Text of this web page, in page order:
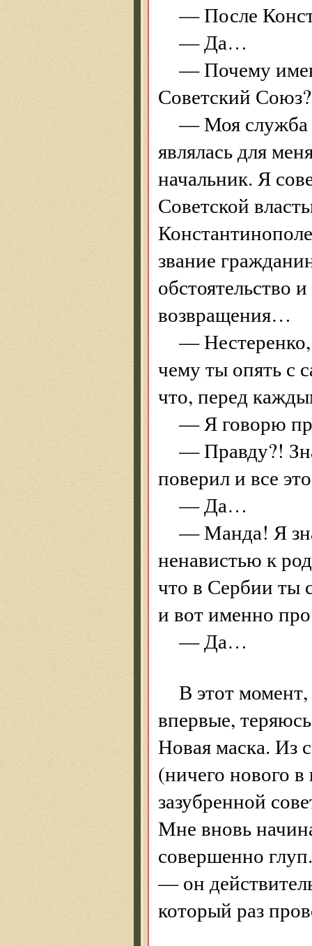
— После
— Да…
— Почему
Советский Союз?
— Моя служба
являлась для
начальник. Я
Советской
звание
обстоятельство
возвращения…
—
чему ты опять с
что, перед
— Я говорю
— Правду?!
поверил и все
— Да…
— Манда! Я
ненавистью к
что в Сербии ты
и вот именно
— Да…
В этот
впервые,
Новая маска. Из
(ничего нового
зазубренной
Мне вновь
совершенно
— он
который раз